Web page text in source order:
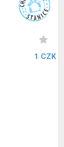
1 CZK